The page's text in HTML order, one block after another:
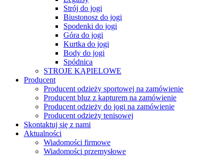
Strój do jogi
Biustonosz do jogi
Spodenki do jogi
Góra do jogi
Kurtka do jogi
Body do jogi
Spódnica
STROJE KĄPIELOWE
Producent
Producent odzieży sportowej na zamówienie
Producent bluz z kapturem na zamówienie
Producent odzieży do jogi na zamówienie
Producent odzieży tenisowej
Skontaktuj się z nami
Aktualności
Wiadomości firmowe
Wiadomości przemysłowe